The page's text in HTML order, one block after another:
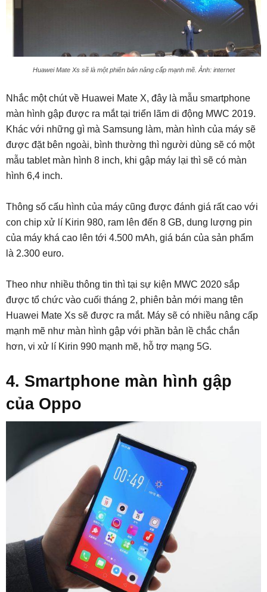
Huawei Mate Xs sẽ là một phiên bản nâng cấp mạnh mẽ. Ảnh: internet
Nhắc một chút về Huawei Mate X, đây là mẫu smartphone
màn hình gập được ra mắt tại triển lãm di động MWC 2019.
Khác với những gì mà Samsung làm, màn hình của máy sẽ
được đặt bên ngoài, bình thường thì người dùng sẽ có một
mẫu tablet màn hình 8 inch, khi gập máy lại thì sẽ có màn
hình 6,4 inch.
Thông số cấu hình của máy cũng được đánh giá rất cao với
con chip xử lí Kirin 980, ram lên đến 8 GB, dung lượng pin
của máy khá cao lên tới 4.500 mAh, giá bán của sản phẩm
là 2.300 euro.
Theo như nhiều thông tin thì tại sự kiện MWC 2020 sắp
được tổ chức vào cuối tháng 2, phiên bản mới mang tên
Huawei Mate Xs sẽ được ra mắt. Máy sẽ có nhiều nâng cấp
mạnh mẽ như màn hình gập với phần bản lề chắc chắn
hơn, vi xử lí Kirin 990 mạnh mẽ, hỗ trợ mạng 5G.
4. Smartphone màn hình gập
của Oppo